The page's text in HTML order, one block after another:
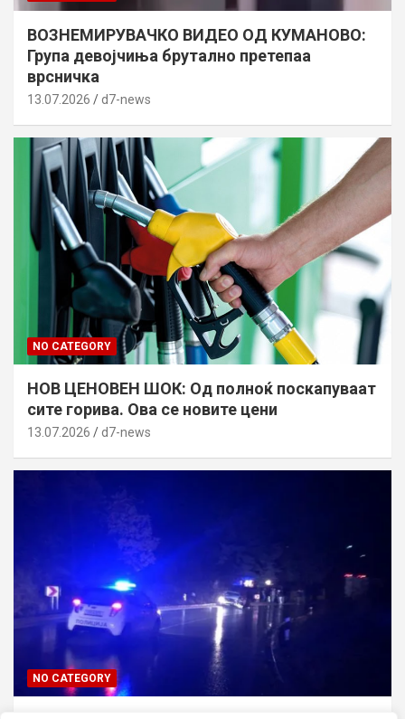
ВОЗНЕМИРУВАЧКО ВИДЕО ОД КУМАНОВО:
Група девојчиња брутално претепаа
врсничка
13.07.2026 d7-news
NO CATEGORY
НОВ ЦЕНОВЕН ШОК: Од полноќ поскапуваат
сите горива. Ова се новите цени
13.07.2026 d7-news
NO CATEGORY